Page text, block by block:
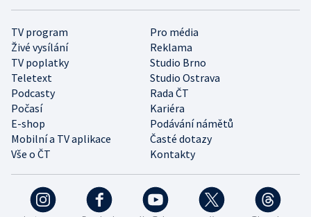
TV program
Pro média
Živé vysílání
Reklama
TV poplatky
Studio Brno
Teletext
Studio Ostrava
Podcasty
Rada ČT
Počasí
Kariéra
E-shop
Podávání námětů
Mobilní a TV aplikace
Časté dotazy
Vše o ČT
Kontakty